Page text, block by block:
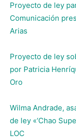
Proyecto de ley
Comunicación
Arias
Proyecto de ley
por Patricia
Oro
Wilma Andrade,
de ley «‘Chao
LOC